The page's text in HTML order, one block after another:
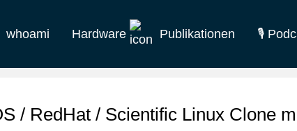
whoami Hardware Publikationen 🎙️
/ RedHat / Scientific Linux Clone